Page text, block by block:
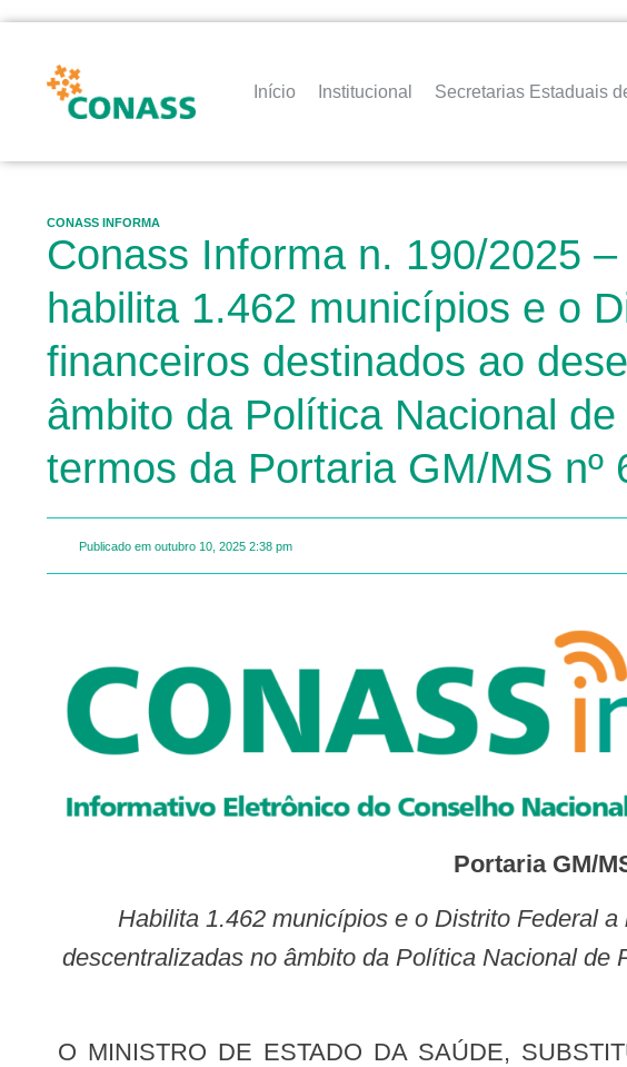
Início Institucional Secretarias Estaduais
CONASS INFORMA
Conass Informa n. 190/2025
habilita 1.462 municípios e o
financeiros destinados ao
âmbito da Política Nacional
termos da Portaria GM/MS
Publicado em outubro 10, 2025 2:38 pm
Portaria GM/
Habilita 1.462 municípios e o Distrito Federal a receber recursos financeiros destinados ao desenvolvimento de ações
descentralizadas no âmbito da Política Nacional de
O MINISTRO DE ESTADO DA SAÚDE, SUBSTITUTO, no uso das atribuições que lhe confere o art. 87, parágrafo único,